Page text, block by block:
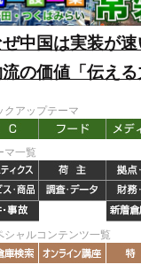
中国は実装が
の価値「伝え
クアップテーマ
マ一覧
シャルコンテンツ一覧